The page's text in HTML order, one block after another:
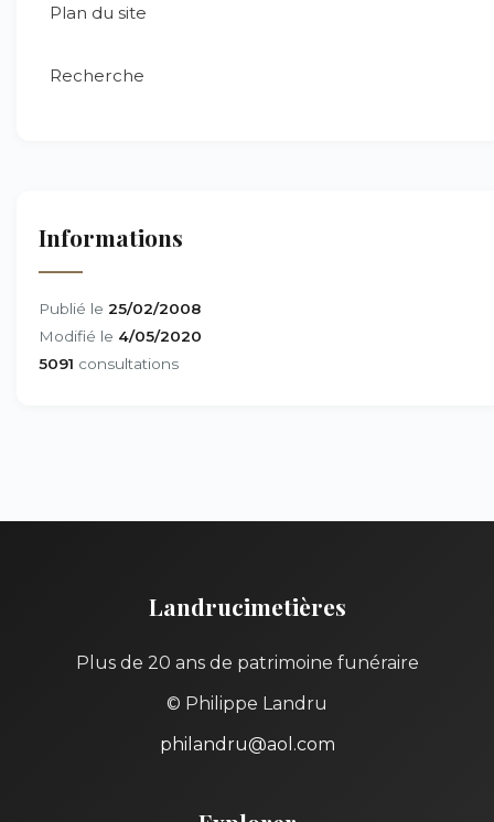
Plan du site
Recherche
Informations
Publié le 25/02/2008
Modifié le 4/05/2020
5091 consultations
Landrucimetières
Plus de 20 ans de patrimoine funéraire
© Philippe Landru
philandru@aol.com